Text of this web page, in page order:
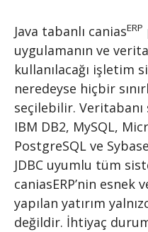
Java tabanlı caniasERP
uygulamanın ve
kullanılacağı işletim
neredeyse hiçbir
seçilebilir. Veritabanı
IBM DB2, MySQL,
PostgreSQL ve
JDBC uyumlu tüm
caniasERP’nin esnek
yapılan yatırım
değildir. İhtiyaç